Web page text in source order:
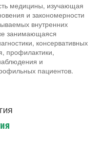
медицины, изучающая
и закономерности
внутренних
занимающаяся
консервативных
профилактики,
и
пациентов.